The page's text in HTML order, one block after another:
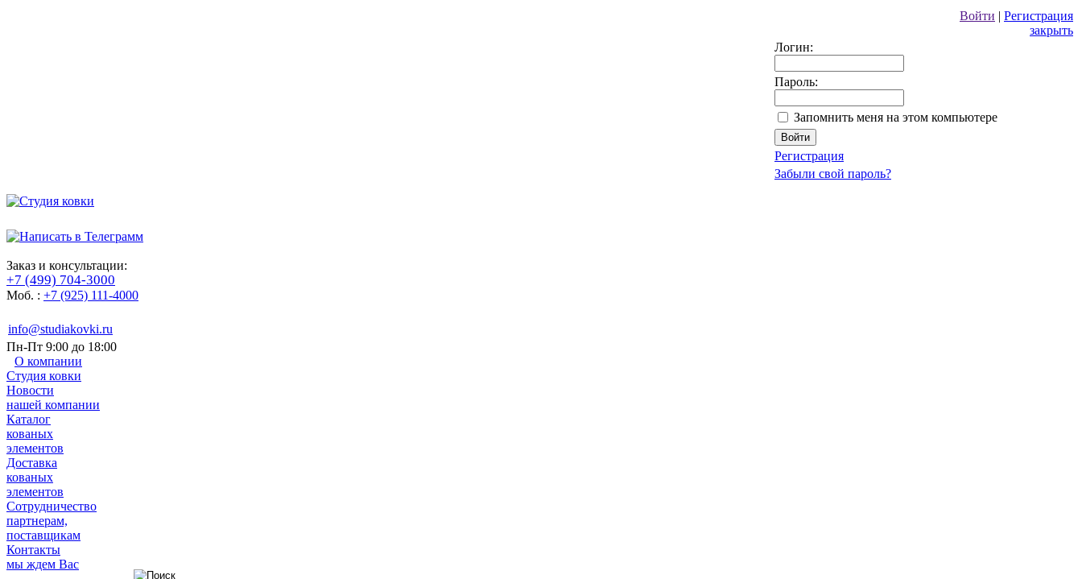
Войти | Регистрация
закрыть
Логин:
Пароль:
Запомнить меня на этом компьютере
Регистрация
Забыли свой пароль?
Заказ и консультации:
+7 (499) 704-3000
Моб. : +7 (925) 111-4000
info@studiakovki.ru
Пн-Пт 9:00 до 18:00
О компании
Студия ковки
Новости
нашей компании
Каталог
кованых
элементов
Доставка
кованых
элементов
Сотрудничество
партнерам,
поставщикам
Контакты
мы ждем Вас